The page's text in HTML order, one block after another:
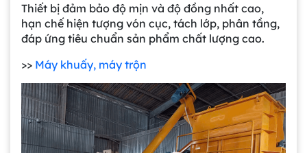
Thiết bị đảm bảo độ mịn và độ đồng nhất cao,
hạn chế hiện tượng vón cục, tách lớp, phân tầng,
đáp ứng tiêu chuẩn sản phẩm chất lượng cao.
>> Máy khuấy, máy trộn